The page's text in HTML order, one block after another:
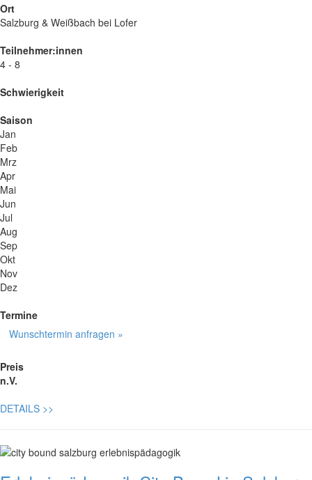
Ort
Salzburg & Weißbach bei Lofer
Teilnehmer:innen
4 - 8
Schwierigkeit
Saison
Jan
Feb
Mrz
Apr
Mai
Jun
Jul
Aug
Sep
Okt
Nov
Dez
Termine
Wunschtermin anfragen »
Preis
n.V.
DETAILS >>